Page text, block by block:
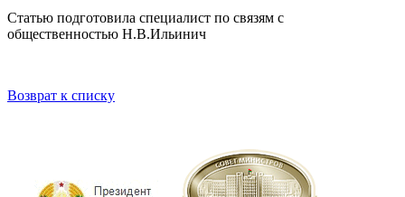
Статью подготовила специалист по связям с
общественностью Н.В.Ильинич
Возврат к списку